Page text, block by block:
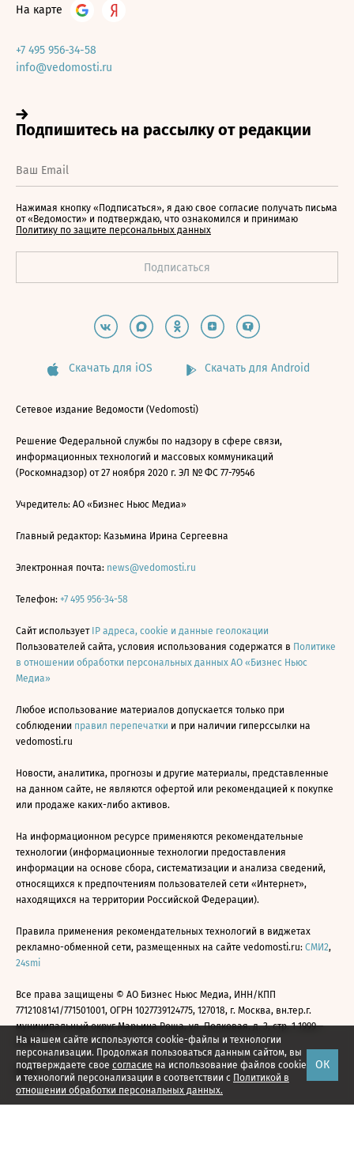
На нашем сайте используются cookie-файлы и технологии
персонализации. Продолжая пользоваться данным сайтом, вы
подтверждаете свое согласие на использование файлов cookie
и технологий персонализации в соответствии с Политикой в
отношении обработки персональных данных.
ОК
На карте
+7 495 956-34-58
info@vedomosti.ru
Нажимая кнопку «Подписаться», я даю свое согласие получать письма
от «Ведомости» и подтверждаю, что ознакомился и принимаю
Политику по защите персональных данных
Скачать для iOS Скачать для Android
Сетевое издание Ведомости (Vedomosti)
Решение Федеральной службы по надзору в сфере связи,
информационных технологий и массовых коммуникаций
(Роскомнадзор) от 27 ноября 2020 г. ЭЛ № ФС 77-79546
Учредитель: АО «Бизнес Ньюс Медиа»
Главный редактор: Казьмина Ирина Сергеевна
Электронная почта: news@vedomosti.ru
Телефон: +7 495 956-34-58
Сайт использует IP адреса, cookie и данные геолокации
Пользователей сайта, условия использования содержатся в Политике
в отношении обработки персональных данных АО «Бизнес Ньюс
Медиа»
Любое использование материалов допускается только при
соблюдении правил перепечатки и при наличии гиперссылки на
vedomosti.ru
Новости, аналитика, прогнозы и другие материалы, представленные
на данном сайте, не являются офертой или рекомендацией к покупке
или продаже каких-либо активов.
На информационном ресурсе применяются рекомендательные
технологии (информационные технологии предоставления
информации на основе сбора, систематизации и анализа сведений,
относящихся к предпочтениям пользователей сети «Интернет»,
находящихся на территории Российской Федерации).
Правила применения рекомендательных технологий в виджетах
рекламно-обменной сети, размещенных на сайте vedomosti.ru: СМИ2,
24smi
Все права защищены © АО Бизнес Ньюс Медиа, ИНН/КПП
7712108141/771501001, ОГРН 1027739124775, 127018, г. Москва, вн.тер.г.
муниципальный округ Марьина Роща, ул. Полковая, д. 3, стр. 1 1999—
2026